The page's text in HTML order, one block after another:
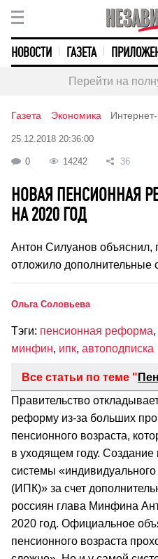
НОВОСТИ ГАЗЕТА
Перейти на
Газета Экономика
25.12.2018 20:36:00
0 14242 36
НОВАЯ ПЕНСИОННАЯ
НА 2020 ГОД
Антон Силуанов объяснил,
отложило дополнительные
Ольга Соловьева
Тэги: пенсионная реформа,
минфин, ипк, автоподписка
Все статьи по теме "
Правительство
реформу из-за больших
пенсионного возраста,
в уходящем году. Создание
системы
(ИПК)» за счет
россиян глава Минфина
2020 год. Официальное
пенсионного возраста